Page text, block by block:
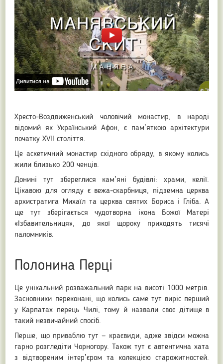
Хресто-Воздвиженський чоловічий монастир, в народі
відомий як Український Афон, є памʼяткою архітектури
початку XVII століття.
Це аскетичний монастир східного обряду, в якому колись
жили близько 200 ченців.
Донині тут збереглися камʼяні будівлі: храми, келії.
Цікавою для огляду є вежа-скарбниця, підземна церква
архистратига Михаїл та церква святих Бориса і Гліба. А
ще тут зберігається чудотворна ікона Божої Матері
«Ізбавительниця», до якої щороку приходять тисячі
паломників.
Полонина Перці
Це унікальний розважальний парк на висоті 1000 метрів.
Засновники переконані, що колись саме тут виріс перший
у Карпатах перець Чилі, тому й назвали своє дітище в
такий незвичайний спосіб.
Перше, що приваблю тут — краєвиди, адже звідси можна
гарно розгледіти Чорногору. Також тут є автентична хата
з відтвореним інтерʼєром та колекцією старожитностей.